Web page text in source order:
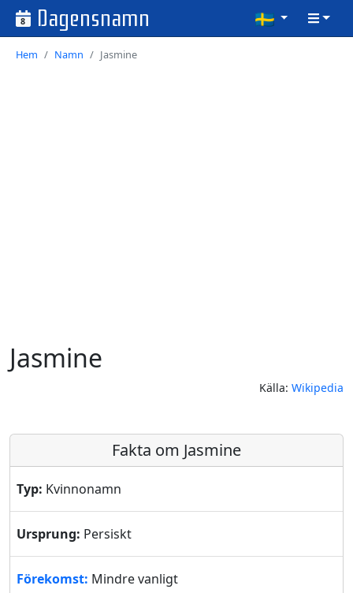
8 Dagensnamn
Hem Namn Jasmine
Jasmine
Källa: Wikipedia
Fakta om Jasmine
Typ: Kvinnonamn
Ursprung: Persiskt
Förekomst: Mindre vanligt